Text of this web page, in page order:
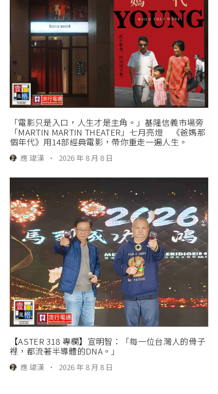
「電影只是入口，人生才是主角。」基隆信義市場旁
「MARTIN MARTIN THEATER」七月亮燈 《爸媽那
個年代》用14部經典電影，帶你重走一遍人生。
應 瑋漢 · 2026 年 8 月 8 日
【ASTER 318 專欄】宣明智：「每一位台灣人的骨子
裡，都流著半導體的DNA。」
應 瑋漢 · 2026 年 8 月 8 日